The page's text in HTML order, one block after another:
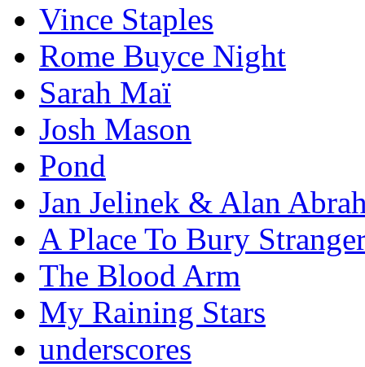
Vince Staples
Rome Buyce Night
Sarah Maï
Josh Mason
Pond
Jan Jelinek & Alan
A Place To Bury
The Blood Arm
My Raining Stars
underscores